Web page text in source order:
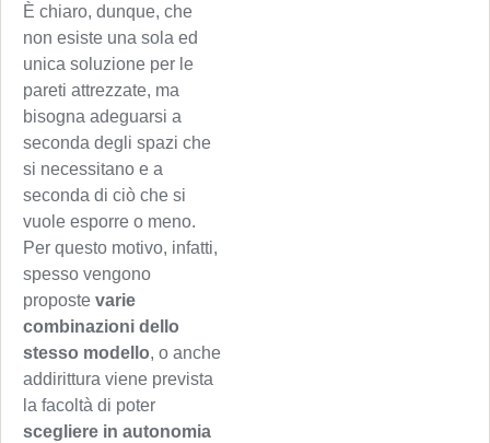
È chiaro, dunque, che
non esiste una sola ed
unica soluzione per le
pareti attrezzate, ma
bisogna adeguarsi a
seconda degli spazi che
si necessitano e a
seconda di ciò che si
vuole esporre o meno.
Per questo motivo, infatti,
spesso vengono
proposte varie
combinazioni dello
stesso modello, o anche
addirittura viene prevista
la facoltà di poter
scegliere in autonomia